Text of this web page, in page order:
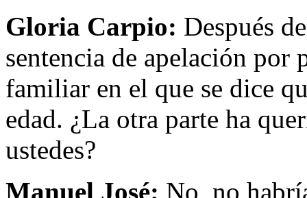
Gloria Carpio: Después
sentencia de apelación por
familiar en el que se dice
edad. ¿La otra parte ha
ustedes?
Manuel José: No, no